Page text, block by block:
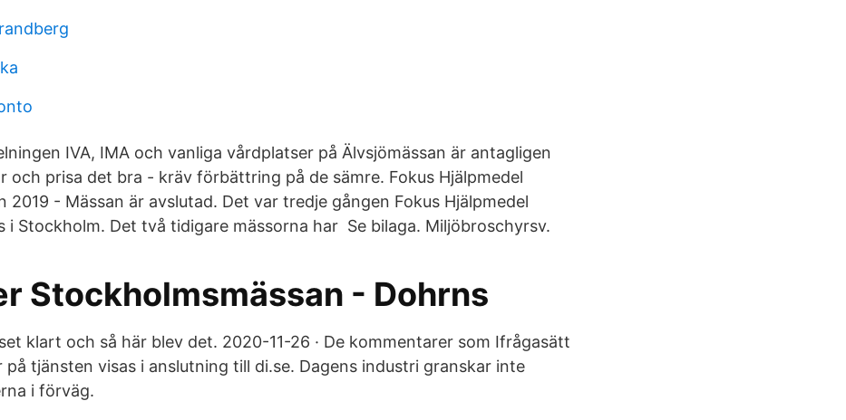
IVA, IMA och vanliga vårdplatser på Älvsjömässan är antagligen
och prisa det bra - kräv förbättring på de sämre. Fokus Hjälpmedel
2019 - Mässan är avslutad. Det var tredje gången Fokus Hjälpmedel
i Stockholm. Det två tidigare mässorna har Se bilaga. Miljöbroschyrsv.
Stockholmsmässan - Dohrns
klart och så här blev det. 2020-11-26 · De kommentarer som Ifrågasätt
tjänsten visas i anslutning till di.se. Dagens industri granskar inte
i förväg.